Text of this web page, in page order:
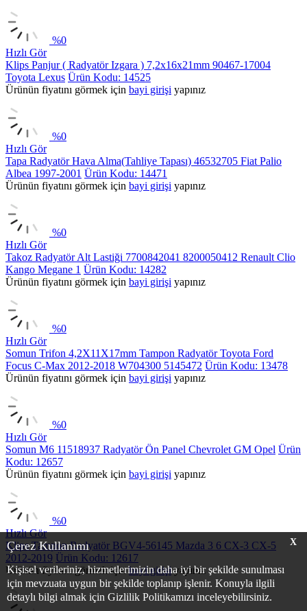
X
Çerez Kullanımı
Kişisel verileriniz, hizmetlerimizin daha iyi bir şekilde sunulması
için mevzuata uygun bir şekilde toplanıp işlenir. Konuyla ilgili
detaylı bilgi almak için Gizlilik Politikamızı inceleyebilirsiniz.
%0
Hızlı Gör
Klips Panjur ( Radyatör Izgara ) 7,2x16x21mm 90467-17004
Toyota Lexus Ürün Kodu: 14525
Ürünün fiyatını görmek için bayi girişi yapınız
%0
Hızlı Gör
Tapa Radyatör Hava Alma(Tahliye Tapası) 46532705 Fiat Palio
Albea 1997-2001 Ürün Kodu: 14471
Ürünün fiyatını görmek için bayi girişi yapınız
%0
Hızlı Gör
Takoz Radyatör Alt Lastiği 7700842041 8200050412 Renault Clio
Kango Megane 1 Ürün Kodu: 14282
Ürünün fiyatını görmek için bayi girişi yapınız
%0
Hızlı Gör
Somun Trifon 4,2X11X17mm Tampon Radyatör Toyota Ford
Focus C-Max 2012-2018 W704300 5145472 Ürün Kodu: 13478
Ürünün fiyatını görmek için bayi girişi yapınız
%0
Hızlı Gör
Somun M6 11518937 Radyatör Ön Panel Chevrolet GM Opel Ürün
Kodu: 12657
Ürünün fiyatını görmek için bayi girişi yapınız
%0
Hızlı Gör
Klips Tampon Radyatör BGV4-56145 Mazda 3 6 CX-3 CX-5
2012-2019 Ürün Kodu: 12617
Ürünün fiyatını görmek içinbayi girişiyapınız